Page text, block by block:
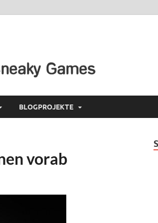
BLOGPROJEKTE
vorab